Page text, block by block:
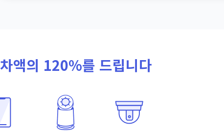
차액의 120%를 드립니다